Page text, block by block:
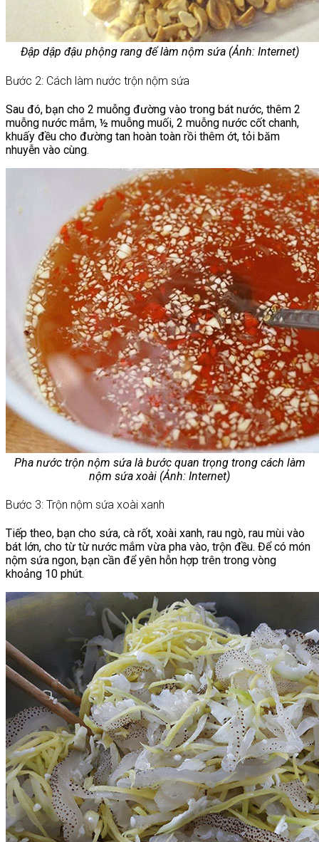
Đập dập đậu phộng rang để làm nộm sứa (Ảnh: Internet)
Bước 2: Cách làm nước trộn nộm sứa
Sau đó, bạn cho 2 muỗng đường vào trong bát nước, thêm 2
muỗng nước mắm, ½ muỗng muối, 2 muỗng nước cốt chanh,
khuấy đều cho đường tan hoàn toàn rồi thêm ớt, tỏi băm
nhuyễn vào cùng.
Pha nước trộn nộm sứa là bước quan trọng trong cách làm
nộm sứa xoài (Ảnh: Internet)
Bước 3: Trộn nộm sứa xoài xanh
Tiếp theo, bạn cho sứa, cà rốt, xoài xanh, rau ngò, rau mùi vào
bát lớn, cho từ từ nước mắm vừa pha vào, trộn đều. Để có món
nộm sứa ngon, bạn cần để yên hỗn hợp trên trong vòng
khoảng 10 phút.